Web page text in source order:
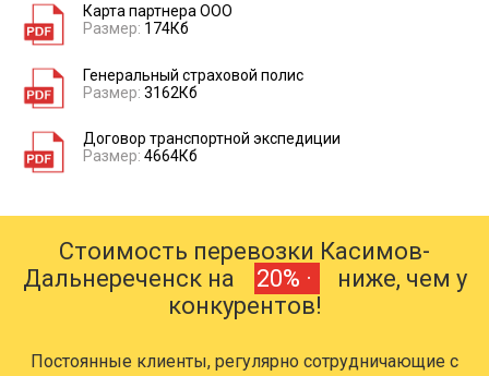
Карта партнера ООО
Размер: 174Кб
Генеральный страховой полис
Размер: 3162Кб
Договор транспортной экспедиции
Размер: 4664Кб
Стоимость перевозки Касимов-
Дальнереченск на
20% ·
ниже, чем у
конкурентов!
Постоянные клиенты, регулярно сотрудничающие с